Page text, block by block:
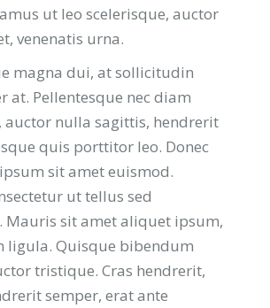
ut leo scelerisque, auctor
venenatis urna.
magna dui, at sollicitudin
at. Pellentesque nec diam
auctor nulla sagittis, hendrerit
quis porttitor leo. Donec
sit amet euismod.
ut tellus sed
Mauris sit amet aliquet ipsum,
ligula. Quisque bibendum
tristique. Cras hendrerit,
semper, erat ante